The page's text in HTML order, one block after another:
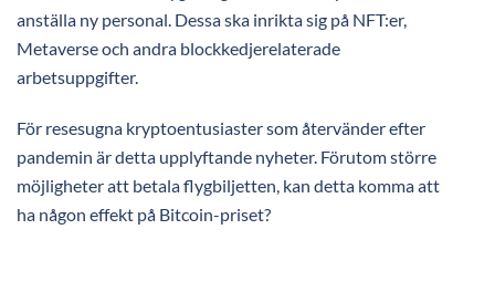
anställa ny personal. Dessa ska inrikta sig på NFT:er,
Metaverse och andra blockkedjerelaterade
arbetsuppgifter.
För resesugna kryptoentusiaster som återvänder efter
pandemin är detta upplyftande nyheter. Förutom större
möjligheter att betala flygbiljetten, kan detta komma att
ha någon effekt på Bitcoin-priset?